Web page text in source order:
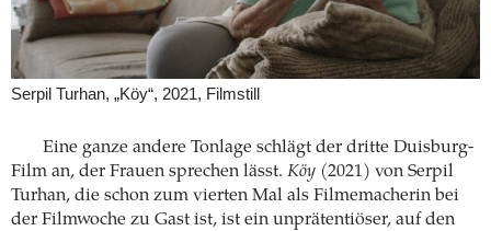
Serpil Turhan, „Köy“, 2021, Filmstill
Eine ganze andere Tonlage schlägt der dritte Duisburg-
Film an, der Frauen sprechen lässt. Köy (2021) von Serpil
Turhan, die schon zum vierten Mal als Filmemacherin bei
der Filmwoche zu Gast ist, ist ein unprätentiöser, auf den